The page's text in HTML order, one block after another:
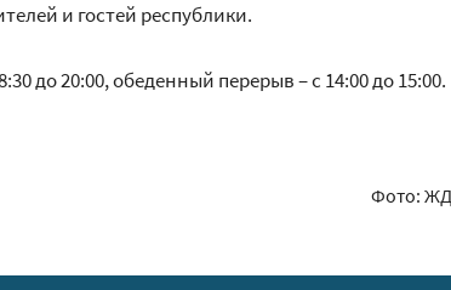
и гостей республики.
до 20:00, обеденный перерыв – с 14:00 до 15:00.
Фото: